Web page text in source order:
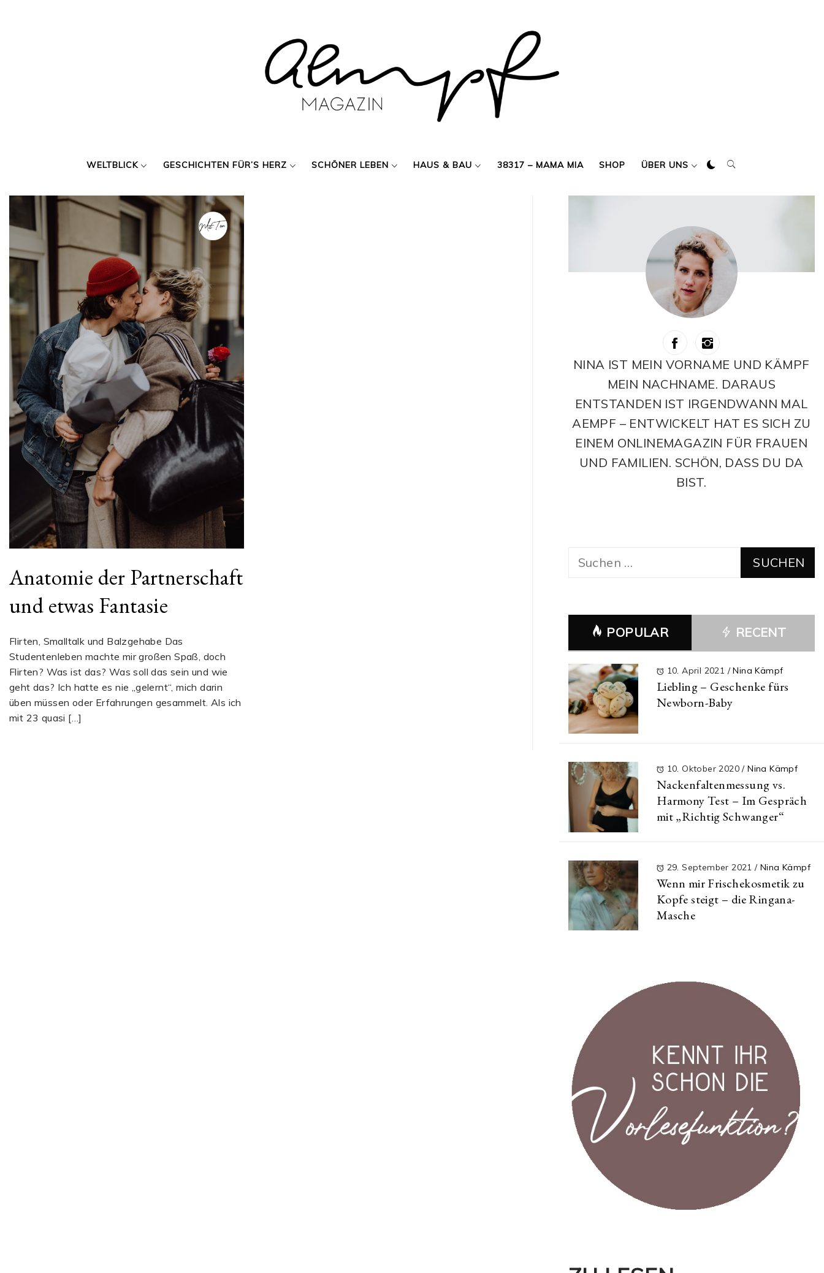
WELTBLICK GESCHICHTEN FÜR’S HERZ SCHÖNER LEBEN HAUS & BAU 38317 – MAMA MIA SHOP ÜBER UNS
Anatomie der Partnerschaft
und etwas Fantasie
Flirten, Smalltalk und Balzgehabe Das
Studentenleben machte mir großen Spaß, doch
Flirten? Was ist das? Was soll das sein und wie
geht das? Ich hatte es nie „gelernt“, mich darin
üben müssen oder Erfahrungen gesammelt. Als ich
mit 23 quasi […]
NINA IST MEIN VORNAME UND KÄMPF
MEIN NACHNAME. DARAUS
ENTSTANDEN IST IRGENDWANN MAL
AEMPF – ENTWICKELT HAT ES SICH ZU
EINEM ONLINEMAGAZIN FÜR FRAUEN
UND FAMILIEN. SCHÖN, DASS DU DA
BIST.
Suchen
POPULAR RECENT
10. April 2021 / Nina Kämpf
Liebling – Geschenke fürs
Newborn-Baby
10. Oktober 2020/ Nina Kämpf
Nackenfaltenmessung vs.
Harmony Test – Im Gespräch
mit „Richtig Schwanger“
29. September 2021/ Nina Kämpf
Wenn mir Frischekosmetik zu
Kopfe steigt – die Ringana-
Masche